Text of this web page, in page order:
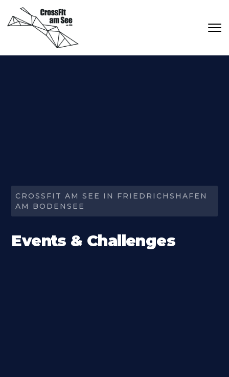
Skip to main content
CROSSFIT AM SEE IN FRIEDRICHSHAFEN
AM BODENSEE
Events & Challenges